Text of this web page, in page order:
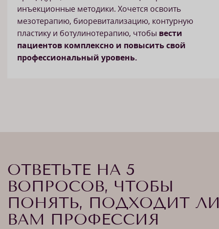
инъекционные методики. Хочется освоить
мезотерапию, биоревитализацию, контурную
пластику и ботулинотерапию, чтобы вести
пациентов комплексно и повысить свой
профессиональный уровень.
ОТВЕТЬТЕ НА 5
ВОПРОСОВ, ЧТОБЫ
ПОНЯТЬ, ПОДХОДИТ
ВАМ ПРОФЕССИЯ